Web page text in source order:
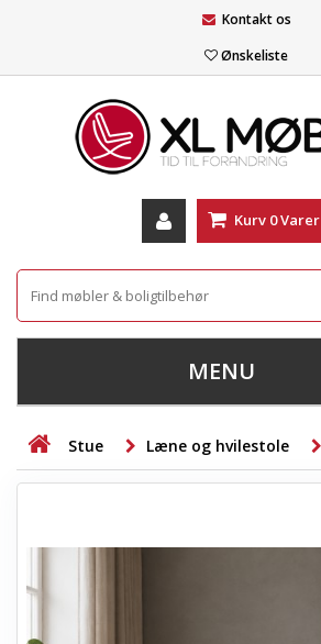
Kontakt os
Ønskeliste
Kurv 0Varer
MENU
STUE
KONTORMØBLER
Stue Læne og hvilestole